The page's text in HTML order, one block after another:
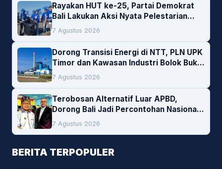
Rayakan HUT ke-25, Partai Demokrat
Bali Lakukan Aksi Nyata Pelestarian
Lingkungan
7 Agustus 2026
Dorong Transisi Energi di NTT, PLN UPK
Timor dan Kawasan Industri Bolok Buka
Peluang Investasi Woodchip untuk
Cofiring PLTU Bolok
7 Agustus 2026
Terobosan Alternatif Luar APBD,
Dorong Bali Jadi Percontohan Nasional
Pembiayaan Daerah
7 Agustus 2026
BERITA TERPOPULER